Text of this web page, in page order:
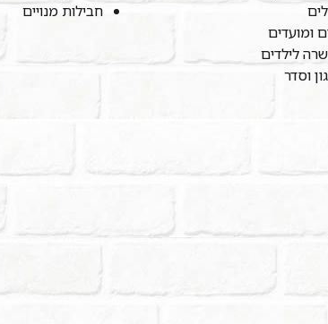
ומועדים
לילדים
וסדר
חבילות מנויים